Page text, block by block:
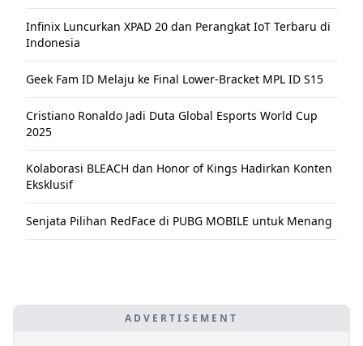
Infinix Luncurkan XPAD 20 dan Perangkat IoT Terbaru di
Indonesia
Geek Fam ID Melaju ke Final Lower-Bracket MPL ID S15
Cristiano Ronaldo Jadi Duta Global Esports World Cup
2025
Kolaborasi BLEACH dan Honor of Kings Hadirkan Konten
Eksklusif
Senjata Pilihan RedFace di PUBG MOBILE untuk Menang
ADVERTISEMENT